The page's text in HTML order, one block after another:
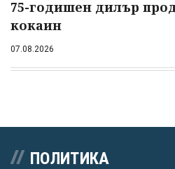
75-годишен дилър
кокаин
07.08.2026
ПОЛИТИКА